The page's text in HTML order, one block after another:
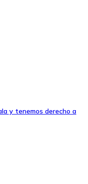
y tenemos derecho a